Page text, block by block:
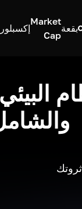
بقعة
Market
Cap